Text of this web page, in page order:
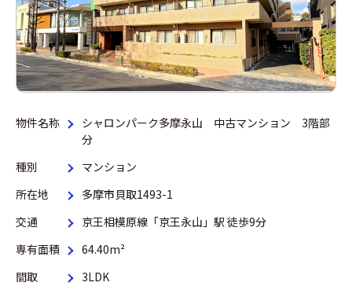
物件名称
シャロンパーク多摩永山 中古マンション 3階部
分
種別
マンション
所在地
多摩市貝取1493-1
交通
京王相模原線「京王永山」駅 徒歩9分
専有面積
64.40m²
間取
3LDK